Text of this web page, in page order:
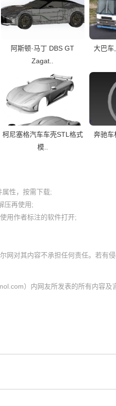
阿斯顿·马丁 DBS GT
Zagat..
大巴车
柯尼塞格汽车车壳STL格式
模..
奔驰车
性，按需下载;
压再使用;
用作者标注的软件打开;
）内网友所发表的所有内容及